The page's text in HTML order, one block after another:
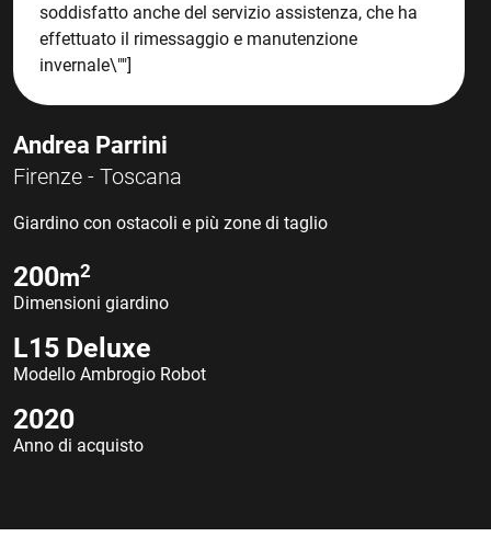
soddisfatto anche del servizio assistenza, che ha
effettuato il rimessaggio e manutenzione
invernale\""]
Andrea Parrini
Firenze - Toscana
Giardino con ostacoli e più zone di taglio
200m2
Dimensioni giardino
L15 Deluxe
Modello Ambrogio Robot
2020
Anno di acquisto